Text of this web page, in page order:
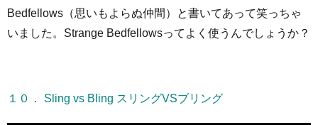
Bedfellows（思いもよらぬ仲間）と書いてあって笑っちゃ
いました。Strange Bedfellowsってよく使うんでしょうか？
１０． Sling vs Bling スリングVSブリング